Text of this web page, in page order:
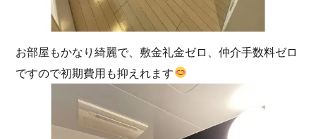
お部屋もかなり綺麗で、敷金礼金ゼロ、仲介手数料ゼロ
ですので初期費用も抑えれます